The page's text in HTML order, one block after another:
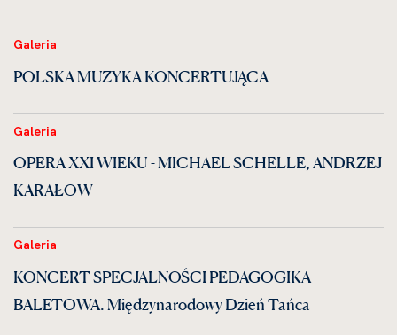
Galeria
POLSKA MUZYKA KONCERTUJĄCA
Galeria
OPERA XXI WIEKU - MICHAEL SCHELLE, ANDRZEJ
KARAŁOW
Galeria
KONCERT SPECJALNOŚCI PEDAGOGIKA
BALETOWA. Międzynarodowy Dzień Tańca